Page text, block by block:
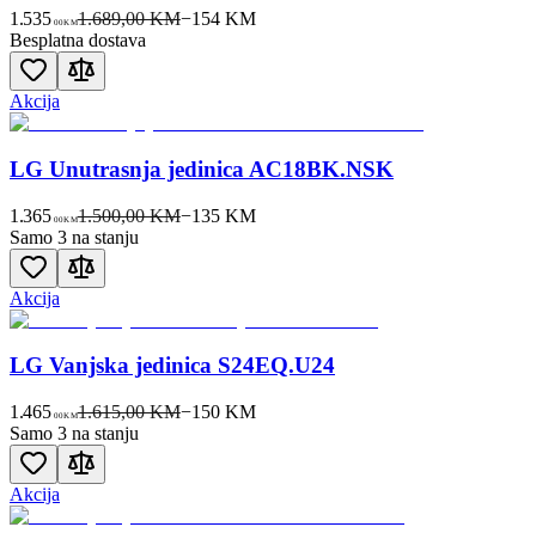
1.535 00KM1.689,00 KM−154KM
Besplatna dostava
Akcija
LG Unutrasnja jedinica AC18BK.NSK
1.365 00KM1.500,00 KM−135KM
Samo 3 na stanju
Akcija
LG Vanjska jedinica S24EQ.U24
1.465 00KM1.615,00 KM−150KM
Samo 3 na stanju
Akcija